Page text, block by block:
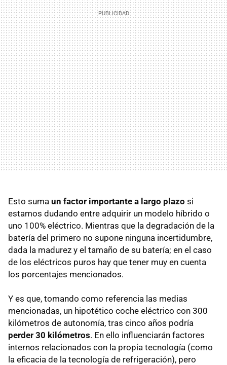
Esto suma un factor importante a largo plazo si
estamos dudando entre adquirir un modelo híbrido o
uno 100% eléctrico. Mientras que la degradación de la
batería del primero no supone ninguna incertidumbre,
dada la madurez y el tamaño de su batería; en el caso
de los eléctricos puros hay que tener muy en cuenta
los porcentajes mencionados.
Y es que, tomando como referencia las medias
mencionadas, un hipotético coche eléctrico con 300
kilómetros de autonomía, tras cinco años podría
perder 30 kilómetros. En ello influenciarán factores
internos relacionados con la propia tecnología (como
la eficacia de la tecnología de refrigeración), pero